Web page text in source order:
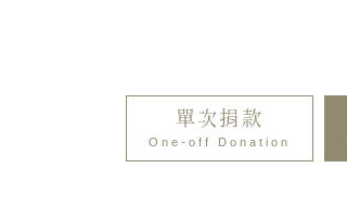
單次捐款
One-off Donation